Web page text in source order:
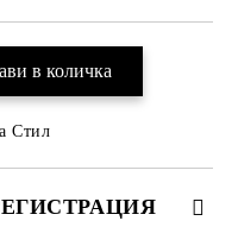
Стил